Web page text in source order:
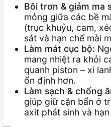
Bôi trơn & giảm ma
mỏng giữa các bề
(trục khuỷu, cam,
sát và hạn chế mài
Làm mát cục bộ:
mang nhiệt ra khỏi
quanh piston – xi
ổn định hơn.
Làm sạch & chống
giúp giữ cặn bẩn ở
axit phát sinh và